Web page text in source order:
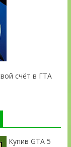
счёт в ГТА
Купив GTA 5